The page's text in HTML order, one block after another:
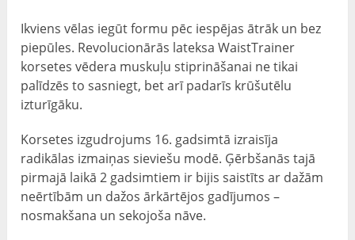
Ikviens vēlas iegūt formu pēc iespējas ātrāk un bez
piepūles. Revolucionārās lateksa WaistTrainer
korsetes vēdera muskuļu stiprināšanai ne tikai
palīdzēs to sasniegt, bet arī padarīs krūšutēlu
izturīgāku.
Korsetes izgudrojums 16. gadsimtā izraisīja
radikālas izmaiņas sieviešu modē. Ģērbšanās tajā
pirmajā laikā 2 gadsimtiem ir bijis saistīts ar dažām
neērtībām un dažos ārkārtējos gadījumos –
nosmakšana un sekojoša nāve.